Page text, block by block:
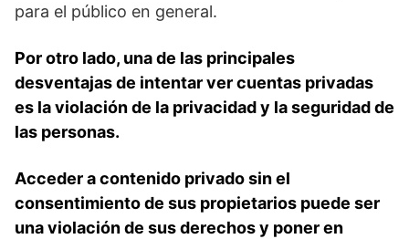
para el público ​en⁢ general.
Por otro lado, una ⁤de las principales
desventajas de intentar ver cuentas privadas
es la violación de la ‍privacidad y ⁤la ‌seguridad de
las personas.
Acceder a contenido privado sin el
consentimiento de sus propietarios puede ser​
una violación ⁣de ⁤sus derechos y poner en